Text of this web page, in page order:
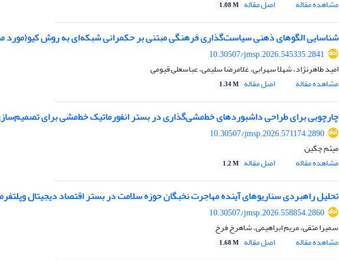
مشاهده مقاله
اصل مقاله 1.08 M
شناسایی الگوهای ذهنی سیاست‌گذاری فرهنگی مبتنی بر حکمرانی شبکه‌ای به روش کیو(مورد
10.30507/jmsp.2026.545335.2841
امید طاهرنژاد، شهلا سهرابی، غلامرضا سلیمی، عباسعلی قیومی
مشاهده مقاله
اصل مقاله 1.34 M
چارچوبی برای طراحی داشبوردهای خط‌مشی‌گذاری در بستر انفورماتیک خط‌مشی برای
10.30507/jmsp.2026.571174.2890
میثم چگین
مشاهده مقاله
اصل مقاله 1.2 M
تحلیل راهبردی سناریوهای آینده مهاجرت نخبگان حوزه سلامت در بستر اقتصاد دیجیتال
10.30507/jmsp.2026.558854.2860
سمیرا متقی، مریم ابراهیمی، شاهرخ فرخ
مشاهده مقاله
اصل مقاله 1.68 M